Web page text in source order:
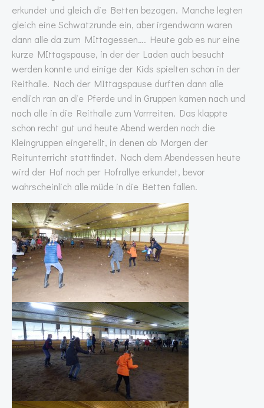
erkundet und gleich die Betten bezogen. Manche legten
gleich eine Schwatzrunde ein, aber irgendwann waren
dann alle da zum MIttagessen…. Heute gab es nur eine
kurze MIttagspause, in der der Laden auch besucht
werden konnte und einige der Kids spielten schon in der
Reithalle. Nach der MIttagspause durften dann alle
endlich ran an die Pferde und in Gruppen kamen nach und
nach alle in die Reithalle zum Vorrreiten. Das klappte
schon recht gut und heute Abend werden noch die
Kleingruppen eingeteilt, in denen ab Morgen der
Reitunterricht stattfindet. Nach dem Abendessen heute
wird der Hof noch per Hofrallye erkundet, bevor
wahrscheinlich alle müde in die Betten fallen.